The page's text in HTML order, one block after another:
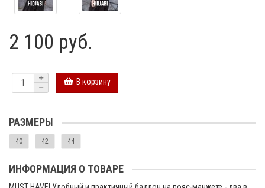
2 100 руб.
В корзину
РАЗМЕРЫ
40 42 44
ИНФОРМАЦИЯ О ТОВАРЕ